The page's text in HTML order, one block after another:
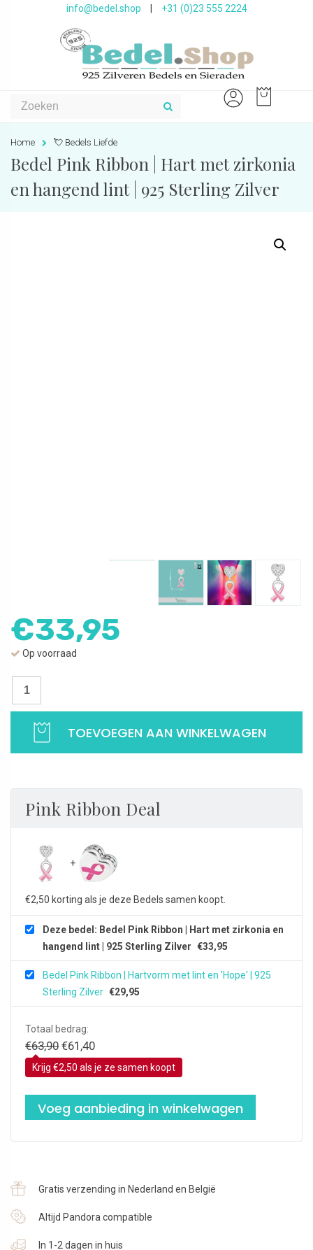
info@bedel.shop +31 (0)23 555 2224
Home 💘 Bedels Liefde
Bedel Pink Ribbon | Hart met zirkonia
en hangend lint | 925 Sterling Zilver
€33,95
Op voorraad
Bedel
Hart
hangend
Sterling
Zilver
aantal
TOEVOEGEN AAN WINKELWAGEN
Pink Ribbon Deal
€2,50 korting als je deze Bedels samen koopt.
Deze bedel: Bedel Pink Ribbon | Hart met zirkonia en
hangend lint | 925 Sterling Zilver €33,95
Bedel Pink Ribbon | Hartvorm met lint en 'Hope' | 925
Sterling Zilver €29,95
Totaal bedrag:
€63,90 Oorspronkelijke
prijs
was:
€63,90.
€61,40Huidige
prijs
is:
€61,40.
Krijg €2,50 als je ze samen koopt
Voeg aanbieding in winkelwagen
Gratis verzending in Nederland en België
Altijd Pandora compatible
In 1-2 dagen in huis